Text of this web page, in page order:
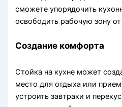
сможете упорядочить
освободить рабочую зону
Создание комфорта
Стойка на кухне может
место для отдыха или
устроить завтраки и